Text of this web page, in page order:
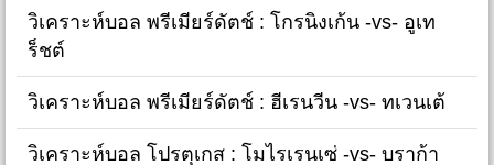
วิเคราะห์บอล พรีเมียร์ดัตช์ : โกรนิงเก้น -vs- อูเท
ร็ชต์
วิเคราะห์บอล พรีเมียร์ดัตช์ : ฮีเรนวีน -vs- ทเวนเต้
วิเคราะห์บอล โปรตุเกส : โมไรเรนเซ่ -vs- บราก้า